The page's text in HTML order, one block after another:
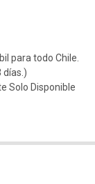
para todo Chile.
días.)
Solo Disponible